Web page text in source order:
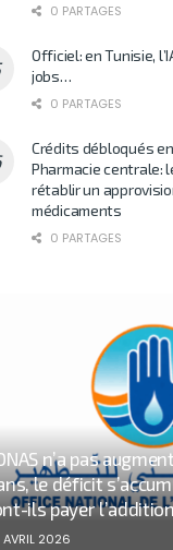
0 PARTAGES
Officiel: en Tunisie,
jobs…
0 PARTAGES
Crédits débloqués
Pharmacie centrale:
rétablir un
médicaments
0 PARTAGES
n’a pas
le déficit
ils payer
AVRIL 2026